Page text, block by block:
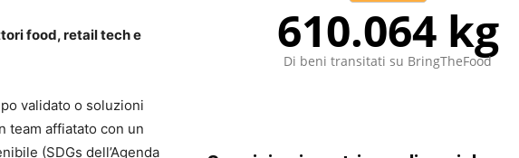
food, retail tech e
validato o soluzioni
team affiatato con un
(SDGs dell’Agenda
610.064 kg
Di beni transitati su BringTheFood